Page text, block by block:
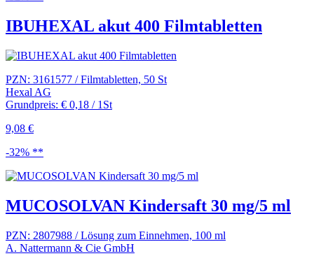
IBUHEXAL akut 400 Filmtabletten
PZN: 3161577 / Filmtabletten, 50 St
Hexal AG
Grundpreis: € 0,18 / 1St
9,08 €
-32% **
MUCOSOLVAN Kindersaft 30 mg/5 ml
PZN: 2807988 / Lösung zum Einnehmen, 100 ml
A. Nattermann & Cie GmbH